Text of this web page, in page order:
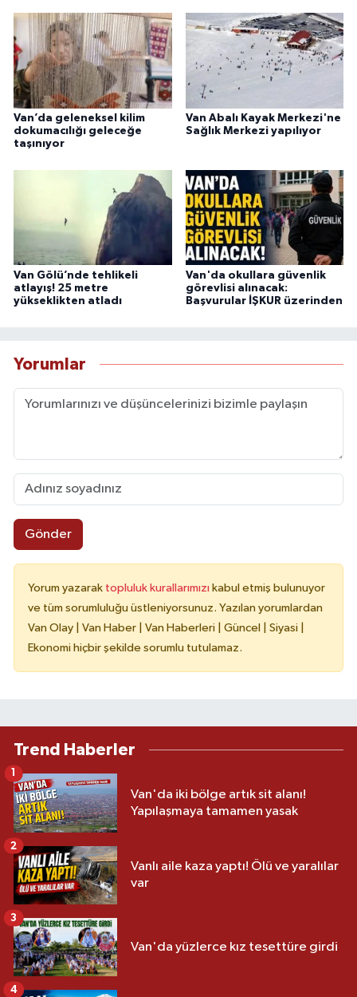
Van’da geleneksel kilim
dokumacılığı geleceğe
taşınıyor
Van Abalı Kayak Merkezi'ne
Sağlık Merkezi yapılıyor
Van Gölü’nde tehlikeli
atlayış! 25 metre
yükseklikten atladı
Van'da okullara güvenlik
görevlisi alınacak:
Başvurular İŞKUR üzerinden
Yorumlar
Gönder
Yorum yazarak topluluk kurallarımızı kabul etmiş bulunuyor
ve tüm sorumluluğu üstleniyorsunuz. Yazılan yorumlardan
Van Olay | Van Haber | Van Haberleri | Güncel | Siyasi |
Ekonomi hiçbir şekilde sorumlu tutulamaz.
Trend Haberler
Van'da iki bölge artık sit alanı!
Yapılaşmaya tamamen yasak
Vanlı aile kaza yaptı! Ölü ve yaralılar
var
2
Van'da yüzlerce kız tesettüre girdi
3
4